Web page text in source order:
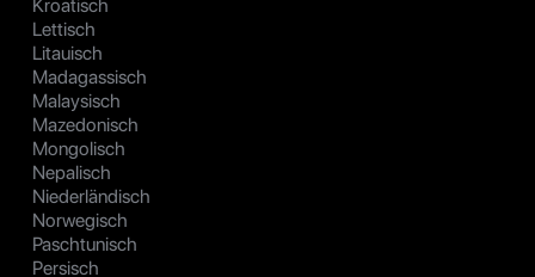
Kroatisch
Lettisch
Litauisch
Madagassisch
Malaysisch
Mazedonisch
Mongolisch
Nepalisch
Niederländisch
Norwegisch
Paschtunisch
Persisch